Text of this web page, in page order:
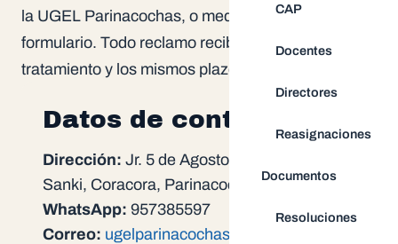
CAP
Docentes
Directores
Reasignaciones
Documentos
Resoluciones
la UGEL Parinacochas, o mediante el siguiente
formulario. Todo reclamo recibe el mismo
tratamiento y los mismos plazos de respuesta.
Datos de contacto
Dirección: Jr. 5 de Agosto - Barrio Sanki
Sanki, Coracora, Parinacochas - Ayacucho
WhatsApp: 957385597
Correo: ugelparinacochas@hotmail.com